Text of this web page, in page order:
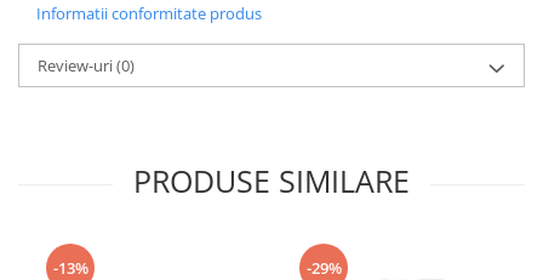
Informatii conformitate produs
Review-uri(0)
PRODUSE SIMILARE
-13% -29%